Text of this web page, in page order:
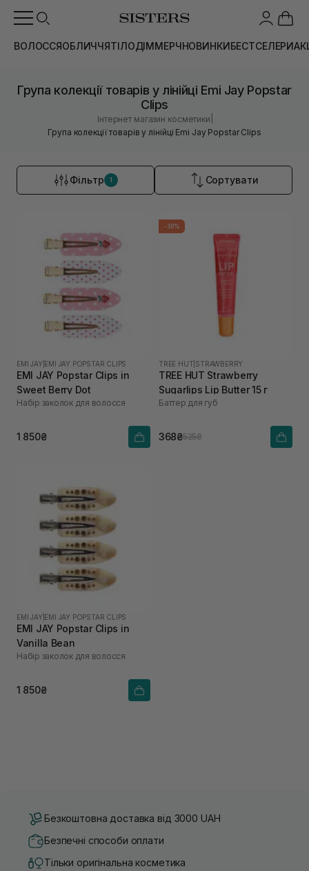
ВОЛОССЯОБЛИЧЧЯТІЛОДІММЕРЧНОВИНКИБЕСТСЕЛЕРИ
Група колекції товарів у лінійці Emi Jay Popstar
Clips
Інтернет магазин косметики
Група колекції товарів у лінійці Emi Jay Popstar Clips
Фільтр 1 Сортувати
EMI JAY EMI JAY POPSTAR CLIPS
EMI JAY Popstar Clips in
Sweet Berry Dot
Набір заколок для волосся
1 850₴
-30%
TREE HUT STRAWBERRY
TREE HUT Strawberry
Sugarlips Lip Butter 15 г
Баттер для губ
368₴525₴
EMI JAY EMI JAY POPSTAR CLIPS
EMI JAY Popstar Clips in
Vanilla Bean
Набір заколок для волосся
1 850₴
Безкоштовна доставка від 3000 UAH
Безпечні способи оплати
Тільки оригінальна косметика